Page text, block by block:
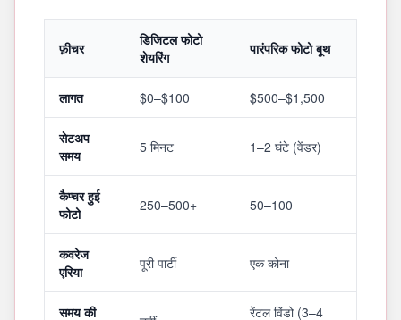
फ़ीचर
डिजिटल फोटो
शेयरिंग
पारंपरिक फोटो बूथ
लागत $0–$100 $500–$1,500
सेटअप
समय
5 मिनट 1–2 घंटे (वेंडर)
कैप्चर हुई
फोटो
250–500+ 50–100
कवरेज
एरिया
पूरी पार्टी एक कोना
समय की
रेंटल विंडो (3–4